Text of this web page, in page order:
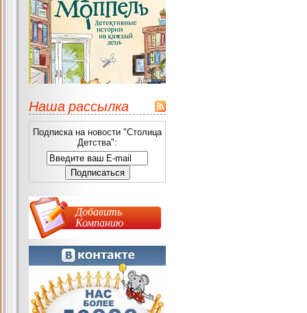
Наша рассылка
Подписка на новости "Столица
Детства":
Добавить
Компанию